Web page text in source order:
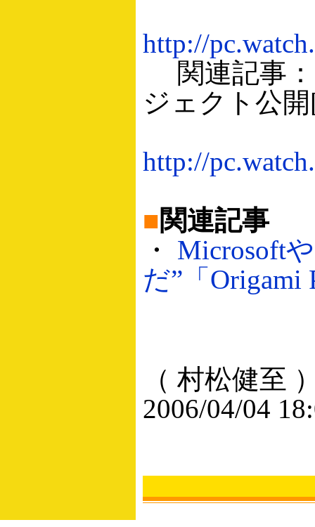
http://
関連記事：
ジェクト公開
http://
■関連記事
・ Microsoft
だ”「Origami
（ 村松健至
2006/04/04